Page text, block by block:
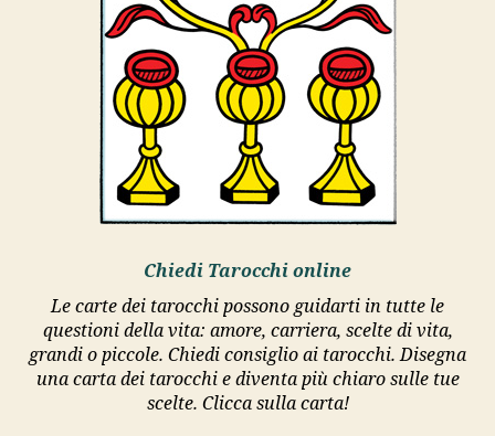
Chiedi Tarocchi online
Le carte dei tarocchi possono guidarti in tutte le
questioni della vita: amore, carriera, scelte di vita,
grandi o piccole. Chiedi consiglio ai tarocchi. Disegna
una carta dei tarocchi e diventa più chiaro sulle tue
scelte. Clicca sulla carta!